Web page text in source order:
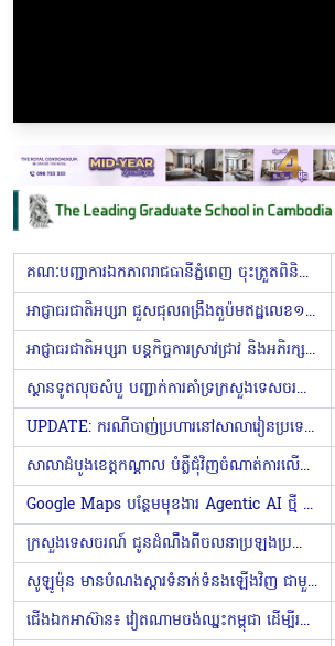
គណៈបញ្ជាការឯកភាពរាជធានីភ្នំពេញ ចុះត្រួតពិនិត្យរដ្ឋបាលទីតាំងខុនដូរ THE PARK WAY នៅសង្កាត់ទួលសង្កែទី១ ខណ្ឌឫស្សីកែវ
អាជ្ញាធរជាតិអប្សរា ជួសជុលពង្រឹងតួប៉មឥដ្ឋលេខ១៣ របស់ប្រាសាទភ្នំបាខែង ដំណាក់កាលទី២
អាជ្ញាធរជាតិអប្សរា បន្តកិច្ចការស្រាវជ្រាវ និងអភិរក្សកុលាលភាជន៍បុរាណ ដើម្បីបន្សល់ទុកជាភស្តុតាងប្រវត្តិសាស្ត្រ
ស្ថានទូតលុចសំបួ បញ្ជាក់ការគាំទ្រក្រសួងទេសចរណ៍ លើការបណ្តុះបណ្តាល និងអភិវឌ្ឍធនធានមនុស្សក្នុងវិស័យទេសចរណ៍ និងបដិសណ្ឋារកិច្ច
UPDATE: ករណីបាញ់ប្រហារនៅសាលារៀនប្រទេសថៃ៖ ស្លាប់កើនដល់៧នាក់ ក្នុងនោះគ្រូ៣នាក់ សិស្ស៣នាក់ និងខ្មាន់កាំភ្លើង (Video inside)
សាលាដំបូងខេត្តកណ្ដាល បំភ្លឺជុំវិញចំណាត់ការលើករណីផ្ដន្ទាទោសជនជាប់ចោទ ១៥នាក់ ពាក់ព័ន្ធអំពើមនុស្សឃាត និងហិង្សា នៅក្រុងសំពៅពួន
Google Maps បន្ថែមមុខងារ Agentic AI ថ្មី អាចឱ្យអ្នកប្រើប្រាស់កុម្ម៉ង់អាហារ និងកក់សណ្ឋាគារបានភ្លាមៗ
ក្រសួងទេសចរណ៍ ជូនដំណឹងពីចលនាប្រឡងប្រណាំងស្នាដៃអត្ថបទស្រាវជ្រាវឆ្នើម ក្នុងវិស័យទេសចរណ៍ ប្រចាំឆ្នាំ២០២៦
សូឡូម៉ុន មានបំណងស្តារទំនាក់ទំនងឡើងវិញ ជាមួយប្រទេសដៃគូប្រពៃណីរបស់ខ្លួន គឺសហរដ្ឋអាមេរិក និងអូស្ត្រាលី (Video inside)
ជើងឯកអាស៊ាន៖ វៀតណាមចង់ឈ្នះកម្ពុជា ដើម្បីរក្សាកៅអីកំពូលតារាង តែលោក Koji រំពឹងក្លាយជាការប្រកួតដ៏ជក់ចិត្ត